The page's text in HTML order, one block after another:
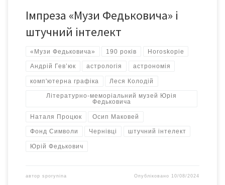
Імпреза «Музи Федьковича» і
штучний інтелект
«Музи Федьковича» 190 років Horoskopie
Андрій Гев’юк астрологія астрономія
комп'ютерна графіка Леся Колодій
Літературно-меморіальний музей Юрія
Федьковича
Наталя Процюк Осип Маковей
Фонд Символи Чернівці штучний інтелект
Юрій Федькович
автор sporynina Опубліковано 10/08/2024